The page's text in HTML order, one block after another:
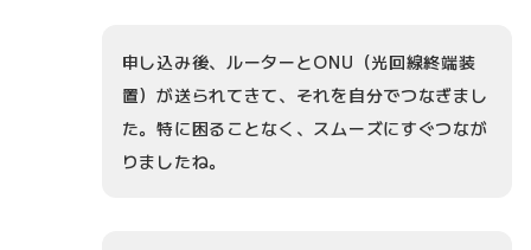
申し込み後、ルーターとONU（光回線終端装
置）が送られてきて、それを自分でつなぎまし
た。特に困ることなく、スムーズにすぐつなが
りましたね。